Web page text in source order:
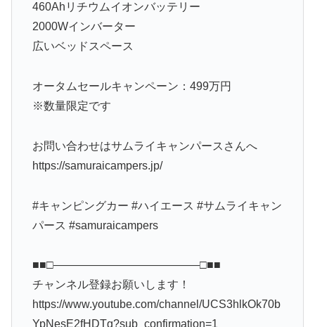
460Ahリチウムイオンバッテリー
2000Wインバーター
広いベッドスペース
オータムセールキャンペーン：499万円
※数量限定です
お問い合わせはサムライキャンパースさんへ
https://samuraicampers.jp/
#キャンピングカー #ハイエース #サムライキャン
パース #samuraicampers
■■□―――――――――――――□■■
チャンネル登録お願いします！
https://www.youtube.com/channel/UCS3hlkOk70b
YpNesE2fHDTg?sub_confirmation=1